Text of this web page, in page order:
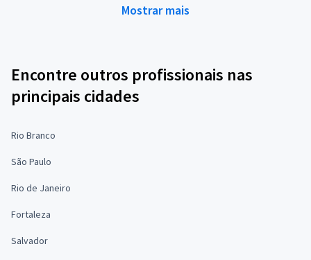
Mostrar mais
Encontre outros profissionais nas
principais cidades
Rio Branco
São Paulo
Rio de Janeiro
Fortaleza
Salvador